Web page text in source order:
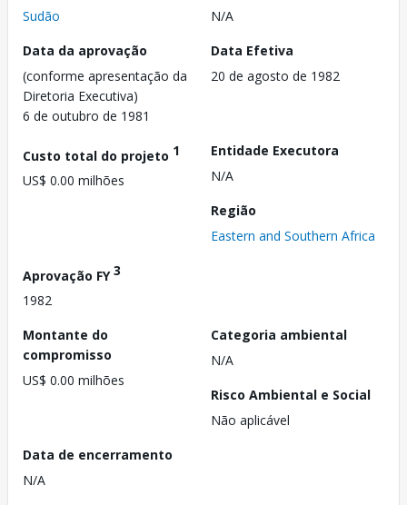
Sudão
N/A
Data da aprovação
(conforme apresentação da
Diretoria Executiva)
6 de outubro de 1981
Data Efetiva
20 de agosto de 1982
Custo total do projeto 1
US$ 0.00 milhões
Entidade Executora
N/A
Região
Eastern and Southern Africa
Aprovação FY3
1982
Montante do
compromisso
US$ 0.00 milhões
Categoria ambiental
N/A
Risco Ambiental e Social
Não aplicável
Data de encerramento
N/A